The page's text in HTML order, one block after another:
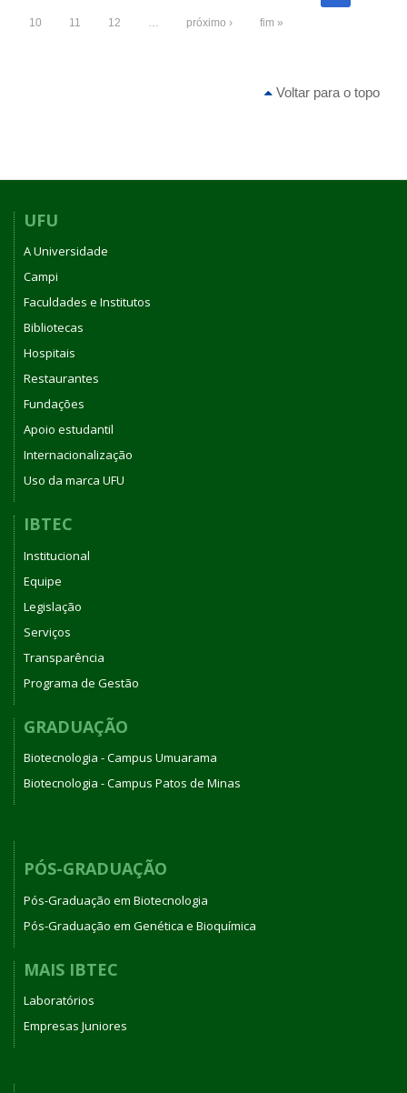
10 11 12 … próximo › fim »
Voltar para o topo
UFU
A Universidade
Campi
Faculdades e Institutos
Bibliotecas
Hospitais
Restaurantes
Fundações
Apoio estudantil
Internacionalização
Uso da marca UFU
IBTEC
Institucional
Equipe
Legislação
Serviços
Transparência
Programa de Gestão
GRADUAÇÃO
Biotecnologia - Campus Umuarama
Biotecnologia - Campus Patos de Minas
PÓS-GRADUAÇÃO
Pós-Graduação em Biotecnologia
Pós-Graduação em Genética e Bioquímica
MAIS IBTEC
Laboratórios
Empresas Juniores